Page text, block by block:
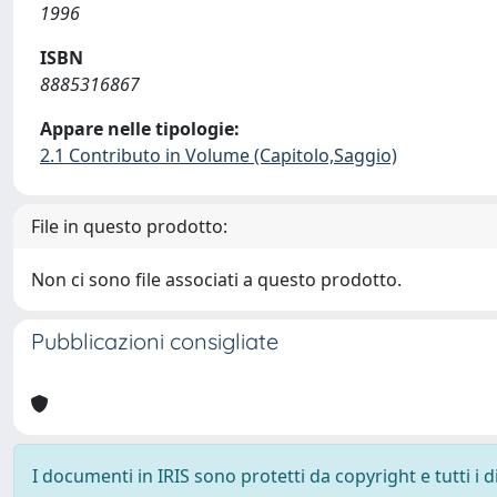
1996
ISBN
8885316867
Appare nelle tipologie:
2.1 Contributo in Volume (Capitolo,Saggio)
File in questo prodotto:
Non ci sono file associati a questo prodotto.
Pubblicazioni consigliate
I documenti in IRIS sono protetti da copyright e tutti i